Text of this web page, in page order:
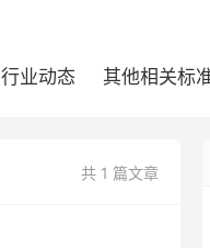
行业动态 其他相关标
共 1 篇文章